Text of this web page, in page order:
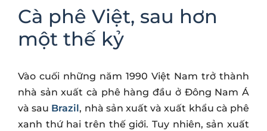
Cà phê Việt, sau hơn
một thế kỷ
Vào cuối những năm 1990 Việt Nam trở thành
nhà sản xuất cà phê hàng đầu ở Đông Nam Á
và sau Brazil, nhà sản xuất và xuất khẩu cà phê
xanh thứ hai trên thế giới. Tuy nhiên, sản xuất